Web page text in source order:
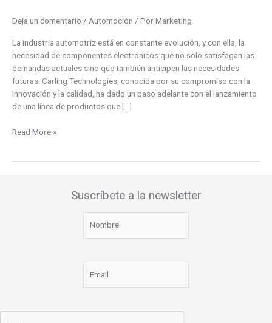
Deja un comentario / Automoción / PorMarketing
La industria automotriz está en constante evolución, y con ella, la
necesidad de componentes electrónicos que no solo satisfagan las
demandas actuales sino que también anticipen las necesidades
futuras. Carling Technologies, conocida por su compromiso con la
innovación y la calidad, ha dado un paso adelante con el lanzamiento
de una línea de productos que […]
Read More »
Suscríbete a la newsletter